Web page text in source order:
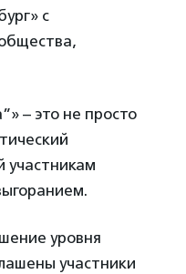
с
– это не просто
уровня
участники